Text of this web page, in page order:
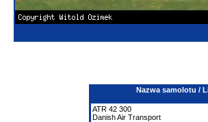
Nazwa samolotu /
ATR 42 300
Danish Air Transport